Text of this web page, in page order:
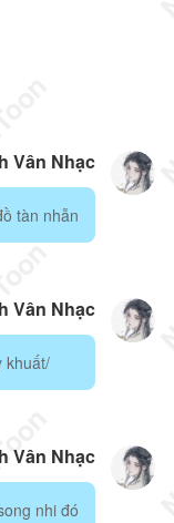
Vân Nhạc
tàn nhẫn
Vân Nhạc
khuất/
Vân Nhạc
nhi đó